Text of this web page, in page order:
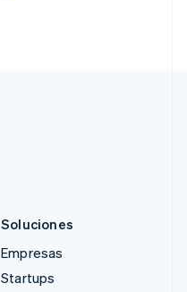
Soluciones
Empresas
Startups